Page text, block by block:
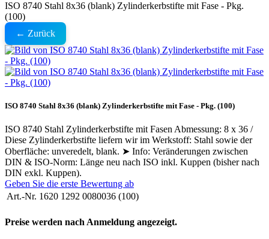
ISO 8740 Stahl 8x36 (blank) Zylinderkerbstifte mit Fase - Pkg.
(100)
← Zurück
ISO 8740 Stahl 8x36 (blank) Zylinderkerbstifte mit Fase - Pkg. (100)
ISO 8740 Stahl Zylinderkerbstifte mit Fasen Abmessung: 8 x 36 /
Diese Zylinderkerbstifte liefern wir im Werkstoff: Stahl sowie der
Oberfläche: unveredelt, blank. ➤ Info: Veränderungen zwischen
DIN & ISO-Norm: Länge neu nach ISO inkl. Kuppen (bisher nach
DIN exkl. Kuppen).
Geben Sie die erste Bewertung ab
Art.-Nr. 1620 1292 0080036 (100)
Preise werden nach Anmeldung angezeigt.